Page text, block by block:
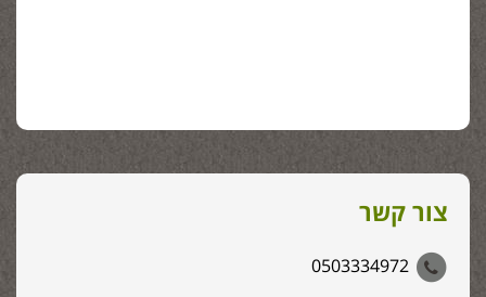
צור קשר
0503334972